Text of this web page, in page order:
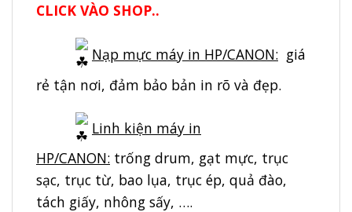
CLICK VÀO SHOP..
Nạp mực máy in HP/CANON: giá
rẻ tận nơi, đảm bảo bản in rõ và đẹp.
Linh kiện máy in
HP/CANON: trống drum, gạt mực, trục
sạc, trục từ, bao lụa, trục ép, quả đào,
tách giấy, nhông sấy, ….